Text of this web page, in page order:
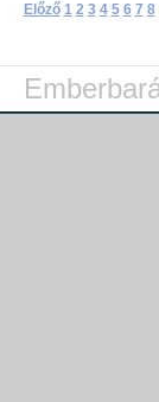
Előző 1 2 3 4 5 6 7 8